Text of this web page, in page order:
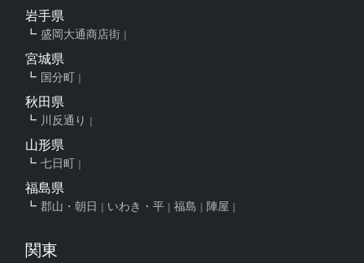
岩手県
盛岡大通商店街
宮城県
国分町
秋田県
川反通り
山形県
七日町
福島県
郡山・朝日 いわき・平 福島 陣屋
関東